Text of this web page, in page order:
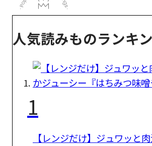
人気読みものランキ
1
【レンジだけ】ジュワッと